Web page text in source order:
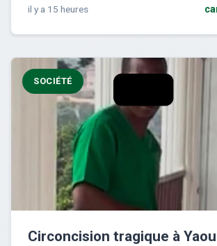
il y a 15 heures
SOCIÉTÉ
Circoncision tragique à